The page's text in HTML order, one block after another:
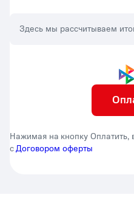
Здесь мы рассчитываем
Нажимая на кнопку Оплатить,
сДоговором оферты